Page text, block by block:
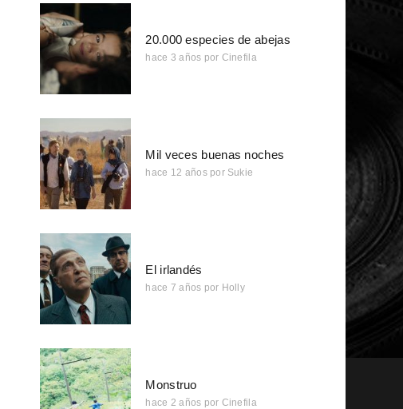
20.000 especies de abejas
hace 3 años por Cinefila
Mil veces buenas noches
hace 12 años por Sukie
El irlandés
hace 7 años por Holly
Monstruo
hace 2 años por Cinefila